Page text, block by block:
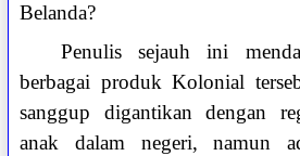
Belanda?
Penulis sejauh ini
berbagai produk Kolonial
sanggup digantikan dengan
anak dalam negeri, namun